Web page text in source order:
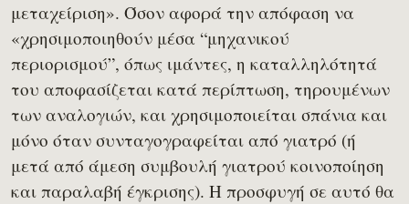
μεταχείριση». Όσον αφορά την απόφαση να
«χρησιμοποιηθούν μέσα “μηχανικού
περιορισμού”, όπως ιμάντες, η καταλληλότητά
του αποφασίζεται κατά περίπτωση, τηρουμένων
των αναλογιών, και χρησιμοποιείται σπάνια και
μόνο όταν συνταγογραφείται από γιατρό (ή
μετά από άμεση συμβουλή γιατρού κοινοποίηση
και παραλαβή έγκρισης). Η προσφυγή σε αυτό θα